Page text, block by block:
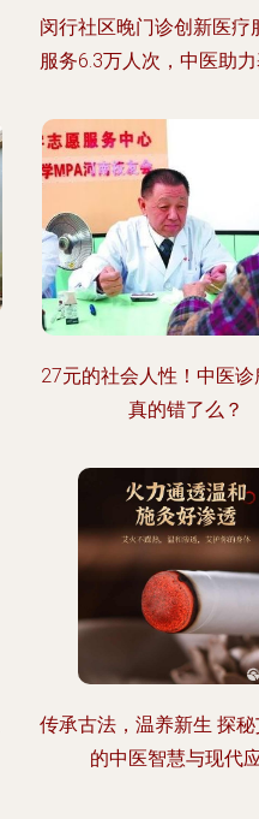
闵行社区晚门诊创新医疗
服务6.3万人次，中医助
27元的社会人性！中医
真的错了么？
传承古法，温养新生 探
的中医智慧与现代